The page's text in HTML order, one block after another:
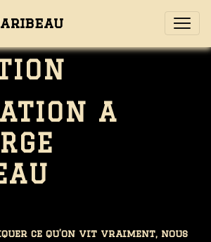
A
ce qu’on vit vraiment, nous